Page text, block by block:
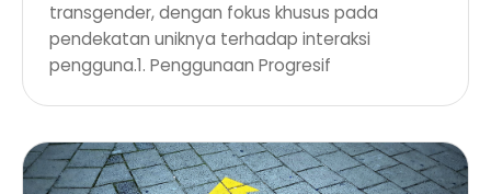
transgender, dengan fokus khusus pada
pendekatan uniknya terhadap interaksi
pengguna.1. Penggunaan Progresif